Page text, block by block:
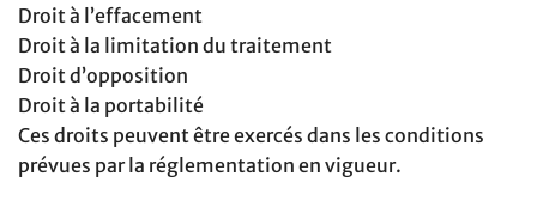
Droit à l’effacement
Droit à la limitation du traitement
Droit d’opposition
Droit à la portabilité
Ces droits peuvent être exercés dans les conditions
prévues par la réglementation en vigueur.